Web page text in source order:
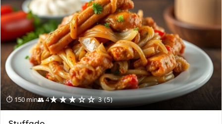
⏱ 150 min👥 4★★★☆☆ 3 (5)